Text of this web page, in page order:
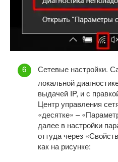
Сетевые настройки.
локальной
выдачей IP, и с
Центр управления
«десятке» –
далее в настройки
оттуда через
как на рисунке: